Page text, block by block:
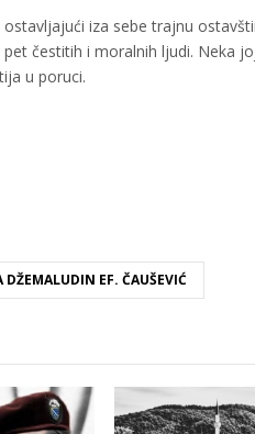
iza sebe trajnu
čestitih i moralnih ljudi. Neka
u poruci.
DŽEMALUDIN EF. ČAUŠEVIĆ